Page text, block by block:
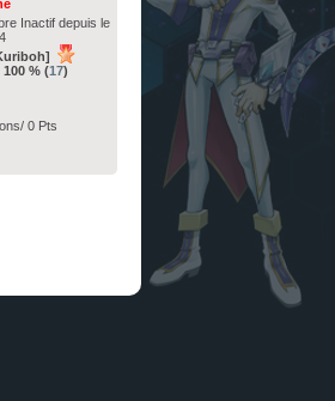
Inactif depuis le
100 % (17)
0 Pts